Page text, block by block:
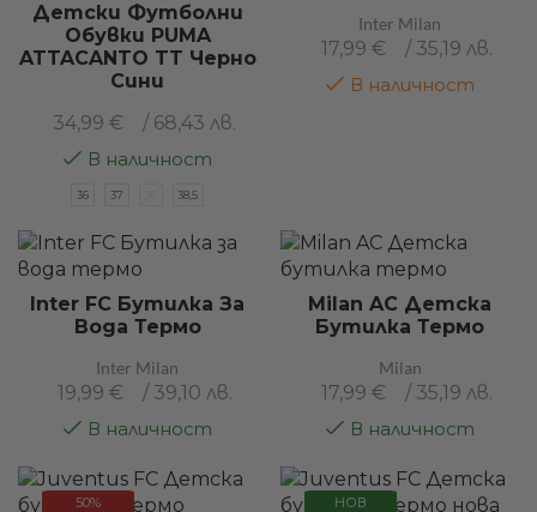
Детски Футболни
Обувки PUMA
ATTACANTO TT Черно
Сини
34,99 € / 68,43 лв.
В наличност
36 37 38,5
Inter Milan
17,99 € / 35,19 лв.
В наличност
Inter FC Бутилка За
Вода Термо
Inter Milan
19,99 € / 39,10 лв.
В наличност
Milan AC Детска
Бутилка Термо
Milan
17,99 € / 35,19 лв.
В наличност
50% НОВ